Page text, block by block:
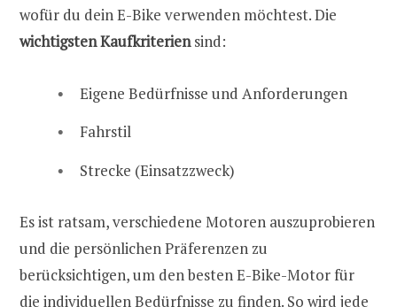
wofür du dein E-Bike verwenden möchtest. Die
wichtigsten Kaufkriteriensind:
Eigene Bedürfnisse und Anforderungen
Fahrstil
Strecke (Einsatzzweck)
Es ist ratsam, verschiedene Motoren auszuprobieren
und die persönlichen Präferenzen zu
berücksichtigen, um den besten E-Bike-Motor für
die individuellen Bedürfnisse zu finden. So wird jede